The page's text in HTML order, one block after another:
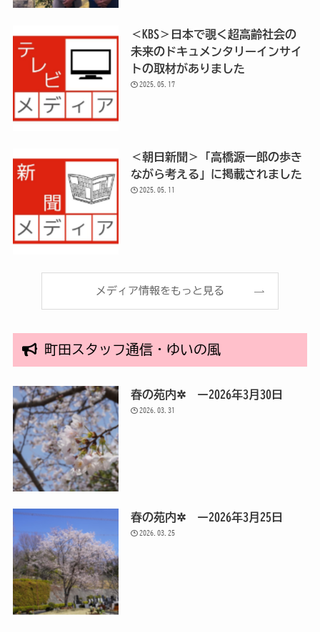
＜KBS＞日本で覗く超高齢社会の
未来のドキュメンタリーインサイ
トの取材がありました
2025.05.17
＜朝日新聞＞「高橋源一郎の歩き
ながら考える」に掲載されました
2025.05.11
メディア情報をもっと見る
町田スタッフ通信・ゆいの風
春の苑内✲ ー2026年3月30日
2026.03.31
春の苑内✲ ー2026年3月25日
2026.03.25